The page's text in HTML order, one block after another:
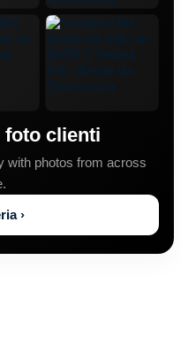
foto clienti
with photos from across
›